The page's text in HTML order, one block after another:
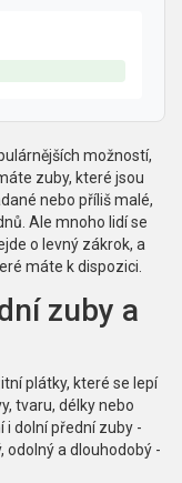
možností,
zuby, které jsou
nebo příliš malé,
Ale mnoho lidí se
o levný zákrok, a
máte k dispozici.
zuby a
plátky, které se lepí
tvaru, délky nebo
i dolní přední zuby -
odolný a dlouhodobý -